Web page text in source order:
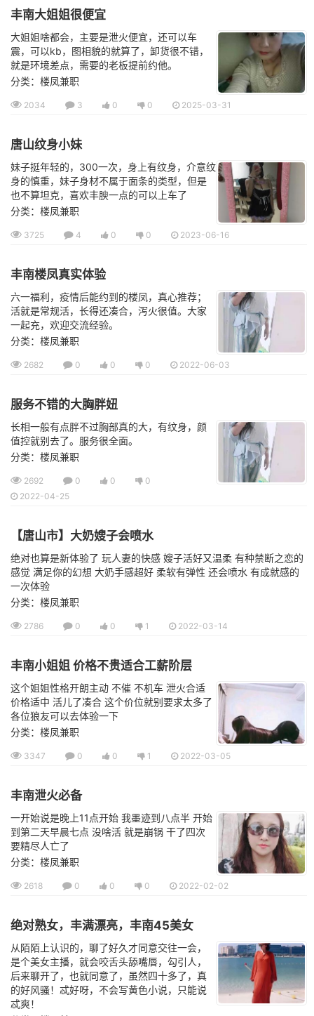
丰南大姐姐很便宜
大姐姐啥都会，主要是泄火便宜，还可以车
震，可以kb，图相貌的就算了，卸货很不错，
就是环境差点，需要的老板提前约他。
分类：楼凤兼职
2034 3 0 0 2025-03-31
唐山纹身小妹
妹子挺年轻的，300一次，身上有纹身，介意纹
身的慎重，妹子身材不属于面条的类型，但是
也不算坦克，喜欢丰腴一点的可以上车了
分类：楼凤兼职
3725 4 0 0 2023-06-16
丰南楼凤真实体验
六一福利，疫情后能约到的楼凤，真心推荐；
活就是常规活，长得还凑合，泻火很值。大家
一起充，欢迎交流经验。
分类：楼凤兼职
2682 0 0 0 2022-06-03
服务不错的大胸胖妞
长相一般有点胖不过胸部真的大，有纹身，颜
值控就别去了。服务很全面。
分类：楼凤兼职
2692 0 0
0
2022-04-25
【唐山市】大奶嫂子会喷水
绝对也算是新体验了 玩人妻的快感 嫂子活好又温柔 有种禁断之恋的
感觉 满足你的幻想 大奶手感超好 柔软有弹性 还会喷水 有成就感的
一次体验
分类：楼凤兼职
2786 0 0 1 2022-03-14
丰南小姐姐 价格不贵适合工薪阶层
这个姐姐性格开朗主动 不催 不机车 泄火合适
价格适中 活儿了凑合 这个价位就别要求太多了
各位狼友可以去体验一下
分类：楼凤兼职
3347 0 0 1 2022-03-05
丰南泄火必备
一开始说是晚上11点开始 我墨迹到八点半 开始
到第二天早晨七点 没啥活 就是崩锅 干了四次
要精尽人亡了
分类：楼凤兼职
2618 0 0 0 2022-02-02
绝对熟女，丰满漂亮，丰南45美女
从陌陌上认识的，聊了好久才同意交往一会，
是个美女主播，就会咬舌头舔嘴唇，勾引人，
后来聊开了，也就同意了，虽然四十多了，真
的好风骚！忒好呀，不会写黄色小说，只能说
忒爽！